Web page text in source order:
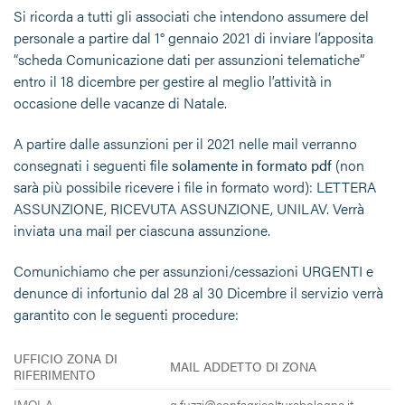
Si ricorda a tutti gli associati che intendono assumere del
personale a partire dal 1° gennaio 2021 di inviare l’apposita
“scheda Comunicazione dati per assunzioni telematiche”
entro il 18 dicembre per gestire al meglio l’attività in
occasione delle vacanze di Natale.
A partire dalle assunzioni per il 2021 nelle mail verranno
consegnati i seguenti filesolamente in formato pdf (non
sarà più possibile ricevere i file in formato word): LETTERA
ASSUNZIONE, RICEVUTA ASSUNZIONE, UNILAV. Verrà
inviata una mail per ciascuna assunzione.
Comunichiamo che per assunzioni/cessazioni URGENTI e
denunce di infortunio dal 28 al 30 Dicembre il servizio verrà
garantito con le seguenti procedure:
UFFICIO ZONA DI
RIFERIMENTO
MAIL ADDETTO DI ZONA